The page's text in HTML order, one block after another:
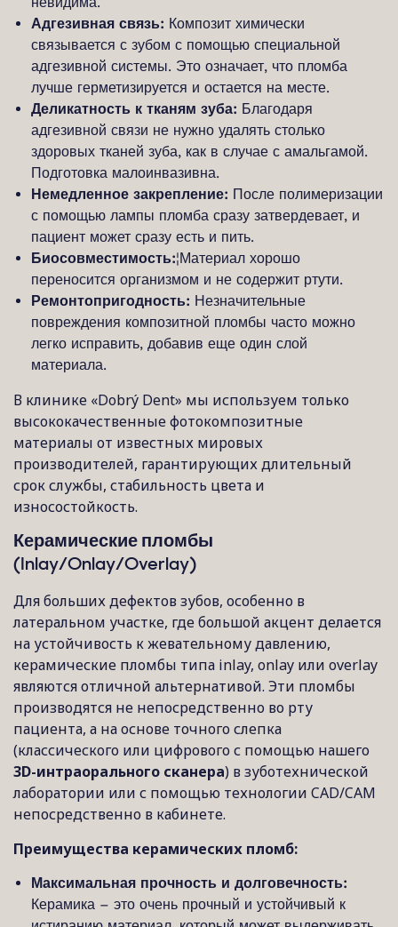
Адгезивная связь: Композит химически
связывается с зубом с помощью специальной
адгезивной системы. Это означает, что пломба
лучше герметизируется и остается на месте.
Деликатность к тканям зуба: Благодаря
адгезивной связи не нужно удалять столько
здоровых тканей зуба, как в случае с амальгамой.
Подготовка малоинвазивна.
Немедленное закрепление: После полимеризации
с помощью лампы пломба сразу затвердевает, и
пациент может сразу есть и пить.
Биосовместимость:¦Материал хорошо
переносится организмом и не содержит ртути.
Ремонтопригодность: Незначительные
повреждения композитной пломбы часто можно
легко исправить, добавив еще один слой
материала.
В клинике «Dobrý Dent» мы используем только
высококачественные фотокомпозитные
материалы от известных мировых
производителей, гарантирующих длительный
срок службы, стабильность цвета и
износостойкость.
Керамические пломбы
(Inlay/Onlay/Overlay)
Для больших дефектов зубов, особенно в
латеральном участке, где большой акцент делается
на устойчивость к жевательному давлению,
керамические пломбы типа inlay, onlay или overlay
являются отличной альтернативой. Эти пломбы
производятся не непосредственно во рту
пациента, а на основе точного слепка
(классического или цифрового с помощью нашего
3D-интраорального сканера) в зуботехнической
лаборатории или с помощью технологии CAD/CAM
непосредственно в кабинете.
Преимущества керамических пломб:
Максимальная прочность и долговечность:
Керамика – это очень прочный и устойчивый к